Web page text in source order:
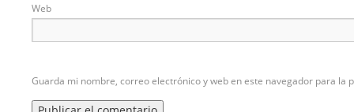
Web
Guarda mi nombre, correo electrónico y web en este navegador para la